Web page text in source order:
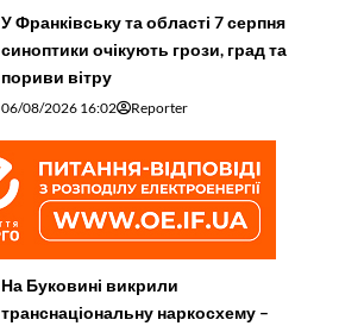
У Франківську та області 7 серпня
синоптики очікують грози, град та
пориви вітру
06/08/2026 16:02 Reporter
На Буковині викрили
транснаціональну наркосхему –